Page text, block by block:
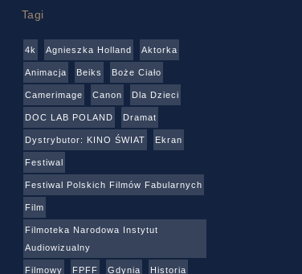
Tagi
4k Agnieszka Holland Aktorka
Animacja Beiks Boże Ciało
Camerimage Canon Dla Dzieci
DOC LAB POLAND Dramat
Dystrybutor: KINO ŚWIAT Ekran
Festiwal
Festiwal Polskich Filmów Fabularnych
Film
Filmoteka Narodowa Instytut
Audiowizualny
Filmowy FPFF Gdynia Historia